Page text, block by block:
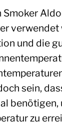
Smoker
verwendet
und die
sein,
benötigen,
zu